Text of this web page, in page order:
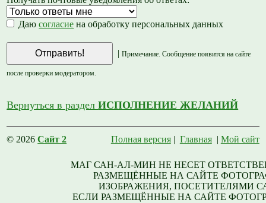
Даюсогласие на обработку персональных данных
Примечание. Сообщение появится на сайте
после проверки модератором.
Вернуться в разделИСПОЛНЕНИЕ ЖЕЛАНИЙ
© 2026Сайт 2 Полная версия| Главная| Мой сайт
МАГ САН-АЛ-МИН НЕ НЕСЕТ
РАЗМЕЩЁННЫЕ НА САЙТЕ
ИЗОБРАЖЕНИЯ, ПОСЕТИТЕЛЯМИ
ЕСЛИ РАЗМЕЩЁННЫЕ НА САЙТЕ